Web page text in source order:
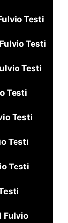
Testi
Fulvio Testi
Testi
Testi
Testi
Testi
Testi
Fulvio